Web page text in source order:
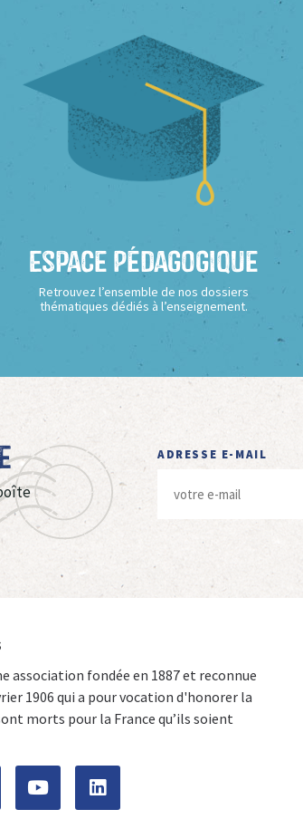
Espace Pédagogique
Retrouvez l’ensemble de nos dossiers
thématiques dédiés à l’enseignement.
ADRESSE E-MAIL
association fondée en 1887 et reconnue
1906 qui a pour vocation d'honorer la
morts pour la France qu’ils soient